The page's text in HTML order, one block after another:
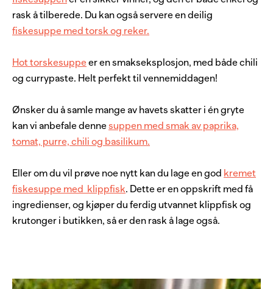
rask å tilberede. Du kan også servere en deilig
fiskesuppe med torsk og reker.
Hot torskesuppe er en smakseksplosjon, med både chili
og currypaste. Helt perfekt til vennemiddagen!
Ønsker du å samle mange av havets skatter i én gryte
kan vi anbefale denne suppen med smak av paprika,
tomat, purre, chili og basilikum.
Eller om du vil prøve noe nytt kan du lage en god kremet
fiskesuppe med klippfisk. Dette er en oppskrift med få
ingredienser, og kjøper du ferdig utvannet klippfisk og
krutonger i butikken, så er den rask å lage også.